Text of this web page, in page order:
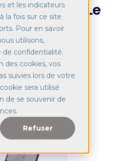
et les indicateurs
la fois sur ce site
Pour en savoir
utilisons,
confidentialité.
des cookies, vos
suivies lors de votre
sera utilisé
de se souvenir de
Refuser
: Le
ses